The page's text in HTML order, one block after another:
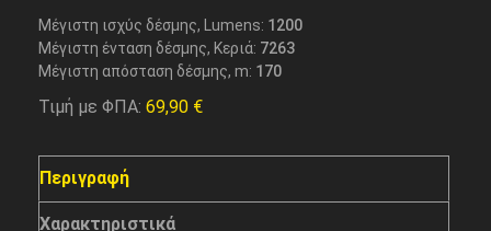
Μέγιστη ισχύς δέσμης, Lumens: 1200
Μέγιστη ένταση δέσμης, Κεριά: 7263
Μέγιστη απόσταση δέσμης, m: 170
Τιμή με ΦΠΑ: 69,90 €
Περιγραφή
Χαρακτηριστικά